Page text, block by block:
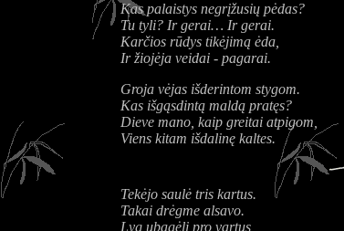
Kas palaistys negrįžusių pėdas?
Tu tyli? Ir gerai… Ir gerai.
Karčios rūdys tikėjimą ėda,
Ir žiojėja veidai - pagarai.
Groja vėjas išderintom stygom.
Kas išgąsdintą maldą pratęs?
Dieve mano, kaip greitai atpigom,
Viens kitam išdalinę kaltes.
Tekėjo saulė tris kartus.
Takai drėgme alsavo.
Lyg ubagėlį pro vartus